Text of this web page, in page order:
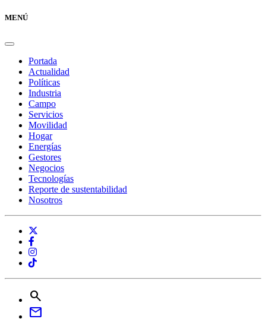
MENÚ
Portada
Actualidad
Políticas
Industria
Campo
Servicios
Movilidad
Hogar
Energías
Gestores
Negocios
Tecnologías
Reporte de sustentabilidad
Nosotros
search
mail